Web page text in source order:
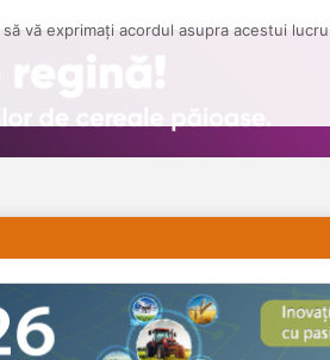
vă exprimați acordul asupra acestui